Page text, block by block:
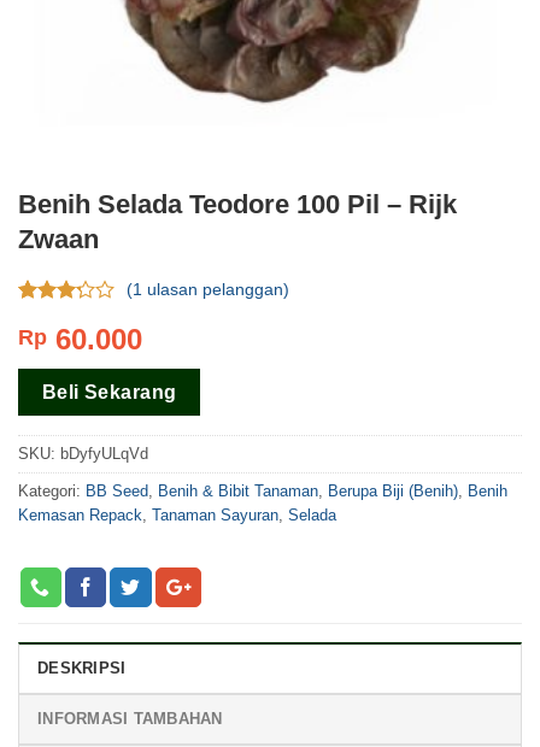
Benih Selada Teodore 100 Pil – Rijk
Zwaan
3.00
pada
rating
pelanggan
(1 ulasan pelanggan)
Rp 60.000
Beli Sekarang
SKU: bDyfyULqVd
Kategori: BB Seed Benih & Bibit Tanaman Berupa Biji (Benih) Benih
Kemasan Repack Tanaman Sayuran Selada
DESKRIPSI
INFORMASI TAMBAHAN